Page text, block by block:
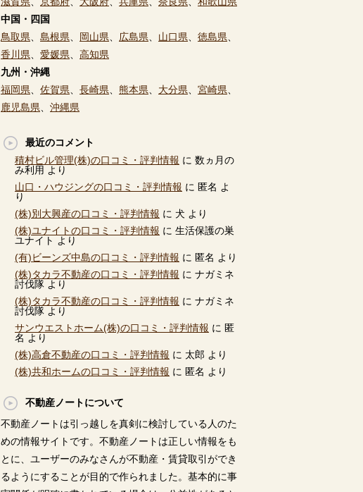
中国・四国
鳥取県
島根県 岡山県 広島県 山口県 徳島県
香川県
愛媛県
高知県
九州・沖縄
福岡県
佐賀県 長崎県 熊本県 大分県 宮崎県
鹿児島県
沖縄県
最近のコメント
積村ビル管理(株)の口コミ・評判情報 に 数ヵ月の
み利用 より
山口・ハウジングの口コミ・評判情報 に 匿名 よ
り
(株)別大興産の口コミ・評判情報 に 犬 より
(株)ユナイトの口コミ・評判情報 に 生活保護の巣
ユナイト より
(有)ビーンズ中島の口コミ・評判情報 に 匿名 より
(株)タカラ不動産の口コミ・評判情報 に ナガミネ
討伐隊 より
(株)タカラ不動産の口コミ・評判情報 に ナガミネ
討伐隊 より
サンウエストホーム(株)の口コミ・評判情報 に 匿
名 より
(株)高倉不動産の口コミ・評判情報 に 太郎 より
(株)共和ホームの口コミ・評判情報 に 匿名 より
不動産ノートについて
不動産ノートは引っ越しを真剣に検討している人のた
めの情報サイトです。不動産ノートは正しい情報をも
とに、ユーザーのみなさんが不動産・賃貸取引ができ
るようにすることが目的で作られました。基本的に事